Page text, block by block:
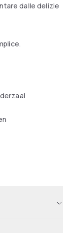
dalle delizie